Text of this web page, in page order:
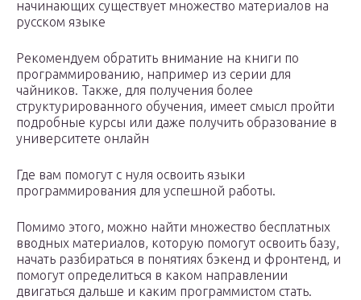
начинающих существует множество материалов на
русском языке
Рекомендуем обратить внимание на книги по
программированию, например из серии для
чайников. Также, для получения более
структурированного обучения, имеет смысл пройти
подробные курсы или даже получить образование в
университете онлайн
Где вам помогут с нуля освоить языки
программирования для успешной работы.
Помимо этого, можно найти множество бесплатных
вводных материалов, которую помогут освоить базу,
начать разбираться в понятиях бэкенд и фронтенд, и
помогут определиться в каком направлении
двигаться дальше и каким программистом стать.